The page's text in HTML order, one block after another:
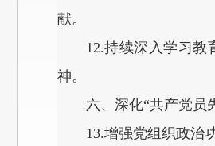
献。
12.持续深入学习教
神。
六、深化“共产党员
13.增强党组织政治